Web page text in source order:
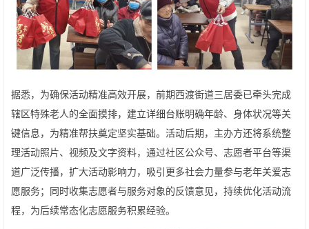
据悉，为确保活动精准高效开展，前期西渡街道三居委已牵头完成
辖区特殊老人的全面摸排，建立详细台账明确年龄、身体状况等关
键信息，为精准帮扶奠定坚实基础。活动后期，主办方还将系统整
理活动照片、视频及文字资料，通过社区公众号、志愿者平台等渠
道广泛传播，扩大活动影响力，吸引更多社会力量参与老年关爱志
愿服务；同时收集志愿者与服务对象的反馈意见，持续优化活动流
程，为后续常态化志愿服务积累经验。